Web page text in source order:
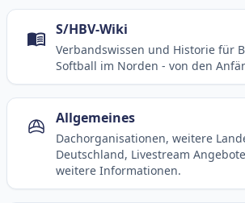
S/HBV-Wiki
Verbandswissen und Historie für
Softball im Norden - von den
Allgemeines
Dachorganisationen, weitere
Deutschland, Livestream
weitere Informationen.